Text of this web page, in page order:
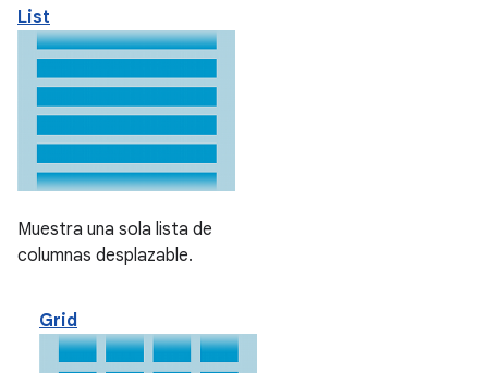
List
Muestra una sola lista de
columnas desplazable.
Grid